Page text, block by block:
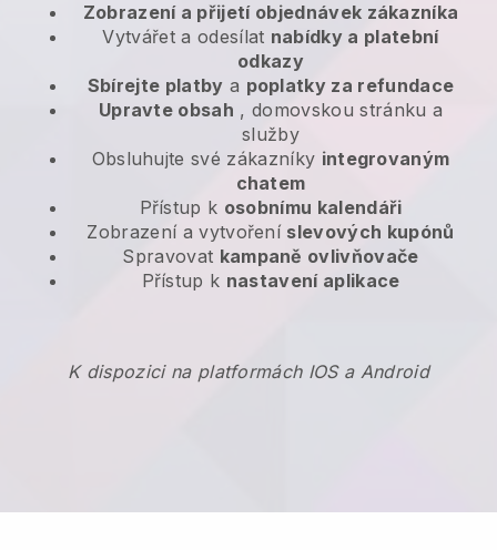
Zobrazení a přijetí objednávek zákazníka
Vytvářet a odesílat nabídky a platební
odkazy
Sbírejte platby a poplatky za refundace
Upravte obsah , domovskou stránku a
služby
Obsluhujte své zákazníky integrovaným
chatem
Přístup k osobnímu kalendáři
Zobrazení a vytvoření slevových kupónů
Spravovat kampaně ovlivňovače
Přístup k nastavení aplikace
K dispozici na platformách IOS a Android